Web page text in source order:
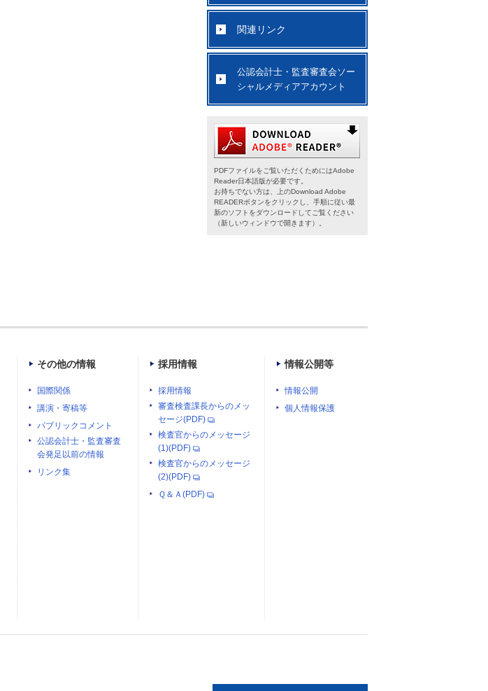
関連リンク
公認会計士・監査審査会ソー
シャルメディアアカウント
PDFファイルをご覧いただくためにはAdobe
Reader日本語版が必要です。
お持ちでない方は、上のDownload Adobe
READERボタンをクリックし、手順に従い最
新のソフトをダウンロードしてご覧ください
（新しいウィンドウで開きます）。
その他の情報
国際関係
講演・寄稿等
パブリックコメント
公認会計士・監査審査
会発足以前の情報
リンク集
採用情報
採用情報
審査検査課長からのメッ
セージ(PDF)
検査官からのメッセージ
(1)(PDF)
検査官からのメッセージ
(2)(PDF)
Ｑ＆Ａ(PDF)
情報公開等
情報公開
個人情報保護